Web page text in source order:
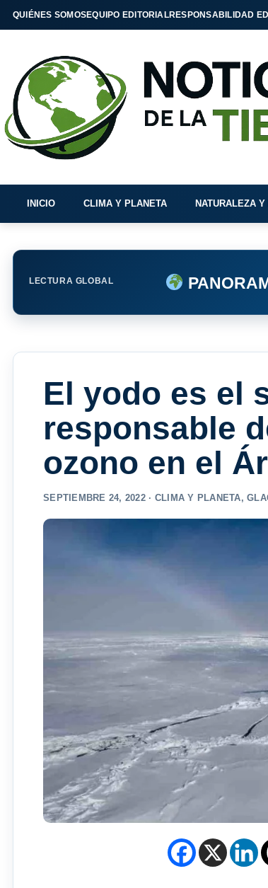
QUIÉNES SOMOSEQUIPO EDITORIALRESPONSABILIDAD
INICIO CLIMA Y PLANETA NATURALEZA
LECTURA GLOBAL
El yodo es el
responsable
ozono en el
SEPTIEMBRE 24, 2022 · CLIMA Y PLANETA,